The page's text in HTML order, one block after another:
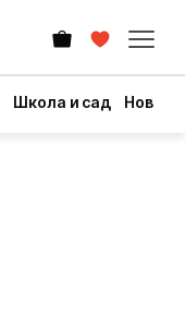
Школа и сад Новый